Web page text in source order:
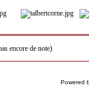
encore de note)
Powered